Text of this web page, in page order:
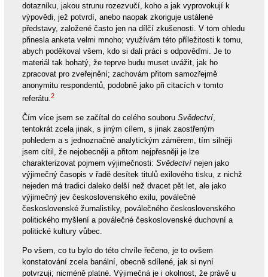
dotazníku, jakou strunu rozezvučí, koho a jak vyprovokují k
výpovědi, jež potvrdí, anebo naopak zkoriguje ustálené
představy, založené často jen na dílčí zkušenosti. V tom ohledu
přinesla anketa velmi mnoho; využívám této příležitosti k tomu,
abych poděkoval všem, kdo si dali práci s odpověďmi. Je to
materiál tak bohatý, že teprve budu muset uvážit, jak ho
zpracovat pro zveřejnění; zachovám přitom samozřejmě
anonymitu respondentů, podobně jako při citacích v tomto
referátu.2
Čím více jsem se začítal do celého souboru Svědectví,
tentokrát zcela jinak, s jiným cílem, s jinak zaostřeným
pohledem a s jednoznačně analytickým záměrem, tím silněji
jsem cítil, že nejobecněji a přitom nejpřesněji je lze
charakterizovat pojmem výjimečnosti: Svědectvínejen jako
výjimečný časopis v řadě desítek titulů exilového tisku, z nichž
nejeden má tradici daleko delší než dvacet pět let, ale jako
výjimečný jev československého exilu, poválečné
československé žurnalistiky, poválečného československého
politického myšlení a poválečné československé duchovní a
politické kultury vůbec.
Po všem, co tu bylo do této chvíle řečeno, je to ovšem
konstatování zcela banální, obecně sdílené, jak si nyní
potvrzuji; nicméně platné. Výjimečná je i okolnost, že právě u